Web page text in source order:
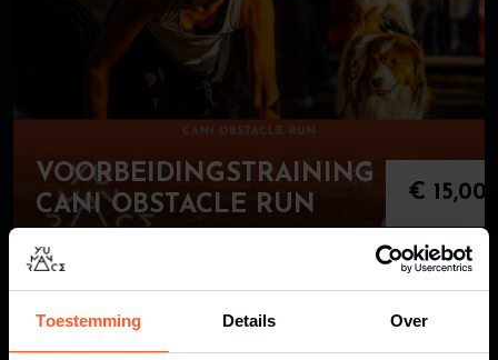
Toestemming Details Over
VOORBEIDINGSTRAINING
CANI OBSTACLE RUN
€ 15,00